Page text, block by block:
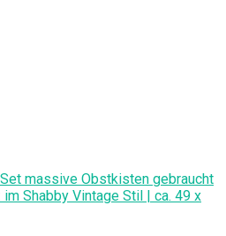
massive Obstkisten gebraucht
Shabby Vintage Stil | ca. 49 x